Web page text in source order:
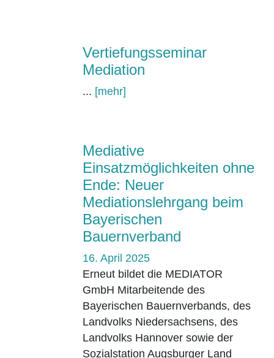
Vertiefungsseminar
Mediation
... [mehr]
Mediative
Einsatzmöglichkeiten ohne
Ende: Neuer
Mediationslehrgang beim
Bayerischen
Bauernverband
16. April 2025
Erneut bildet die MEDIATOR
GmbH Mitarbeitende des
Bayerischen Bauernverbands, des
Landvolks Niedersachsens, des
Landvolks Hannover sowie der
Sozialstation Augsburger Land